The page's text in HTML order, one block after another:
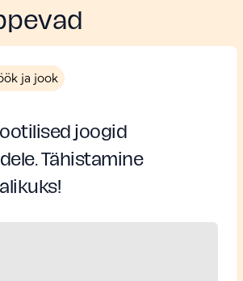
ja jook
joogid
Tähistamine